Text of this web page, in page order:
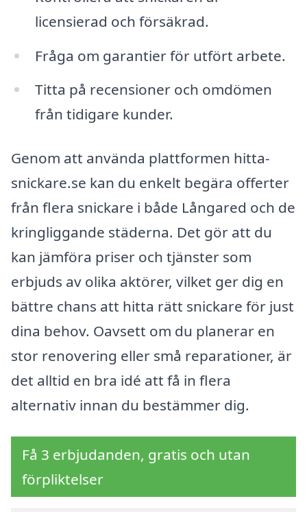
licensierad och försäkrad.
Fråga om garantier för utfört arbete.
Titta på recensioner och omdömen
från tidigare kunder.
Genom att använda plattformen hitta-
snickare.se kan du enkelt begära offerter
från flera snickare i både Långared och de
kringliggande städerna. Det gör att du
kan jämföra priser och tjänster som
erbjuds av olika aktörer, vilket ger dig en
bättre chans att hitta rätt snickare för just
dina behov. Oavsett om du planerar en
stor renovering eller små reparationer, är
det alltid en bra idé att få in flera
alternativ innan du bestämmer dig.
Få 3 erbjudanden, gratis och utan
förpliktelser